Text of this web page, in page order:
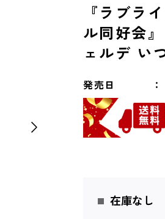
『ラブラ
ル同好会
ェルデ い
発売日
在庫なし